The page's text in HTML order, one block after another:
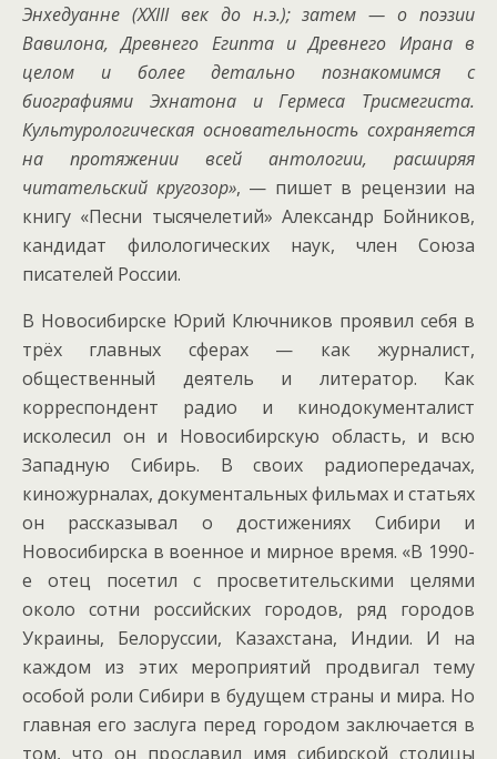
Энхедуанне (XXIII век до н.э.); затем — о поэзии
Вавилона, Древнего Египта и Древнего Ирана в
целом и более детально познакомимся с
биографиями Эхнатона и Гермеса Трисмегиста.
Культурологическая основательность сохраняется
на протяжении всей антологии, расширяя
читательский кругозор», — пишет в рецензии на
книгу «Песни тысячелетий» Александр Бойников,
кандидат филологических наук, член Союза
писателей России.
В Новосибирске Юрий Ключников проявил себя в
трёх главных сферах — как журналист,
общественный деятель и литератор. Как
корреспондент радио и кинодокументалист
исколесил он и Новосибирскую область, и всю
Западную Сибирь. В своих радиопередачах,
киножурналах, документальных фильмах и статьях
он рассказывал о достижениях Сибири и
Новосибирска в военное и мирное время. «В 1990-
е отец посетил с просветительскими целями
около сотни российских городов, ряд городов
Украины, Белоруссии, Казахстана, Индии. И на
каждом из этих мероприятий продвигал тему
особой роли Сибири в будущем страны и мира. Но
главная его заслуга перед городом заключается в
том, что он прославил имя сибирской столицы